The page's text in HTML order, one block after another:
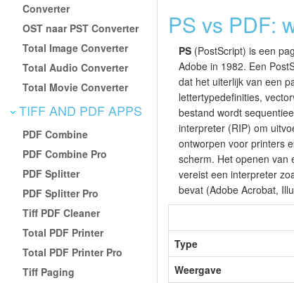
Converter
OST naar PST Converter
Total Image Converter
Total Audio Converter
Total Movie Converter
TIFF AND PDF APPS
PDF Combine
PDF Combine Pro
PDF Splitter
PDF Splitter Pro
Tiff PDF Cleaner
Total PDF Printer
Total PDF Printer Pro
Tiff Paging
PS vs PDF:
PS (PostScript) is een
Adobe in 1982. Een
dat het uiterlijk van een
lettertypedefinities,
bestand wordt
interpreter (RIP) om
ontworpen voor printers
scherm. Het openen van
vereist een interpreter
bevat (Adobe Acrobat,
Type
Weergave